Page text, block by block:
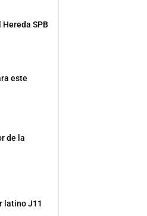
SPB
este
de la
latino J11